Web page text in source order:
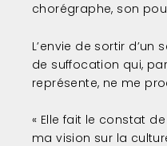
chorégraphe, son
L’envie de sortir d’un
de suffocation qui,
représente, ne me
« Elle fait le constat
ma vision sur la